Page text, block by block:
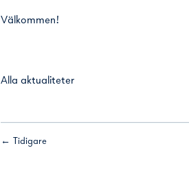
Välkommen!
Alla aktualiteter
← Tidigare